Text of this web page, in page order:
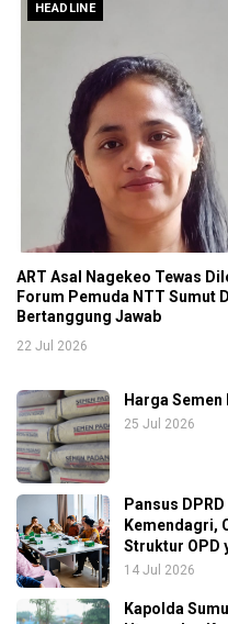
HEADLINE
ART Asal Nagekeo Tewas
Forum Pemuda NTT Sumut
Bertanggung Jawab
22 Jul 2026
Harga
25 Jul 2026
Pansus
Kemendagri,
Struktur OPD
14 Jul 2026
Kapolda